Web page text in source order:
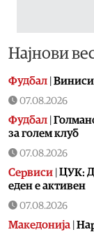
Најнови
Фудбал
07.08.2026
Фудбал
за голем клуб
07.08.2026
Сервиси ЦУК:
еден е активен
07.08.2026
Македонија